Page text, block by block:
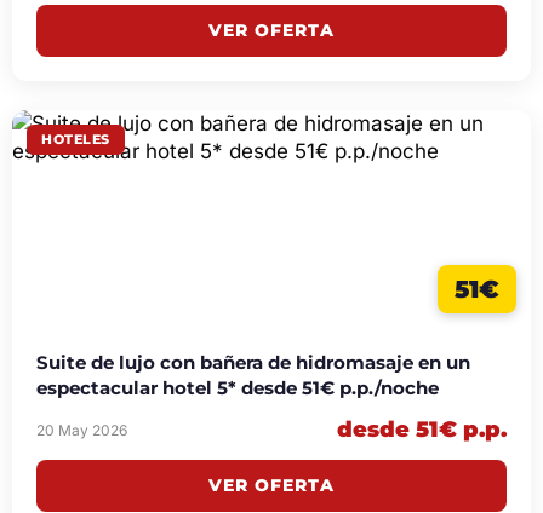
VER OFERTA
HOTELES
51€
Suite de lujo con bañera de hidromasaje en un
espectacular hotel 5* desde 51€ p.p./noche
20 May 2026 desde 51€ p.p.
VER OFERTA